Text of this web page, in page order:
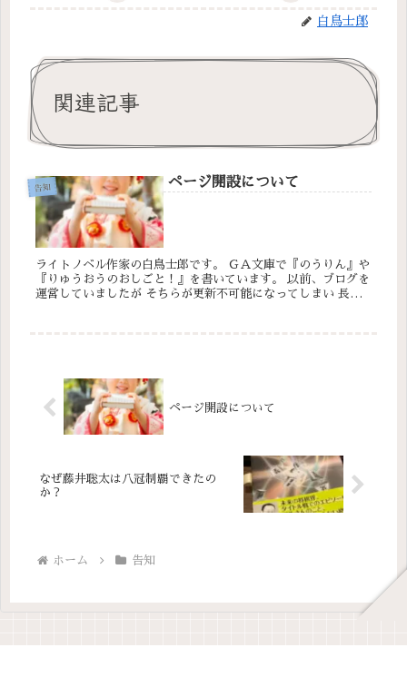
白鳥士郎
関連記事
告知 ページ開設について
ライトノベル作家の白鳥士郎です。 ＧＡ文庫で『のうりん』や
『りゅうおうのおしごと！』を書いています。 以前、ブログを
運営していましたが そちらが更新不可能になってしまい 長ら
ページ開設について
なぜ藤井聡太は八冠制覇できたの
か？
ホーム 告知